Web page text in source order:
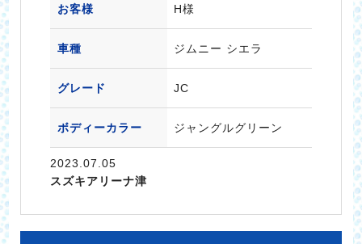
お客様 H様
車種 ジムニー シエラ
グレード JC
ボディーカラー ジャングルグリーン
2023.07.05
スズキアリーナ津